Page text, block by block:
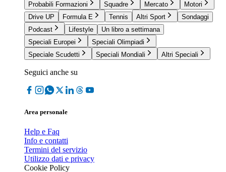
Probabili Formazioni
Squadre Mercato
Motori
Drive UP
Formula E Tennis Altri Sport
Sondaggi
Podcast
Lifestyle
Un libro a settimana
Speciali Europei
Speciali Olimpiadi
Speciale Scudetti
Speciali Mondiali Altri Speciali
Seguici anche su
Area personale
Help e Faq
Info e contatti
Termini del servizio
Utilizzo dati e privacy
Cookie Policy